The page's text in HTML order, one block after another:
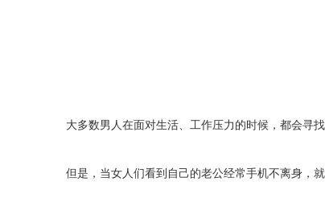
大多数男人在面对生活、工作压力的时候，都会寻
但是，当女人们看到自己的老公经常手机不离身